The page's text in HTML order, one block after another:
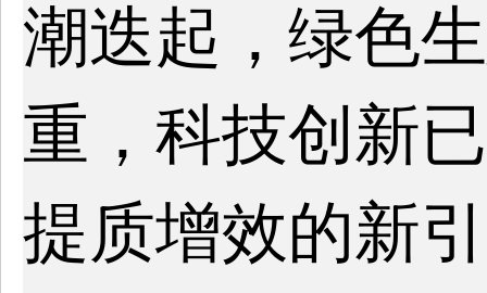
潮迭起，绿色
重，科技创新
提质增效的新